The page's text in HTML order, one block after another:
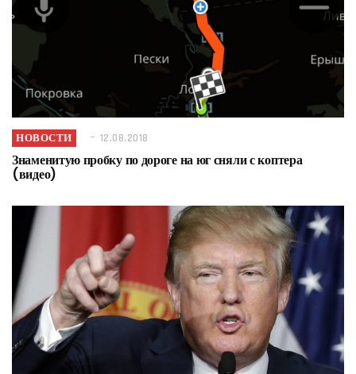
НОВОСТИ 12.08.2018
Знаменитую пробку по дороге на юг сняли с коптера
(видео)